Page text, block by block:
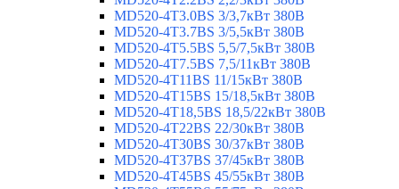
MD520-4T3.0BS 3/3,7кВт 380В
MD520-4T3.7BS 3/5,5кВт 380В
MD520-4T5.5BS 5,5/7,5кВт 380В
MD520-4T7.5BS 7,5/11кВт 380В
MD520-4T11BS 11/15кВт 380В
MD520-4T15BS 15/18,5кВт 380В
MD520-4T18,5BS 18,5/22кВт 380В
MD520-4T22BS 22/30кВт 380В
MD520-4T30BS 30/37кВт 380В
MD520-4T37BS 37/45кВт 380В
MD520-4T45BS 45/55кВт 380В